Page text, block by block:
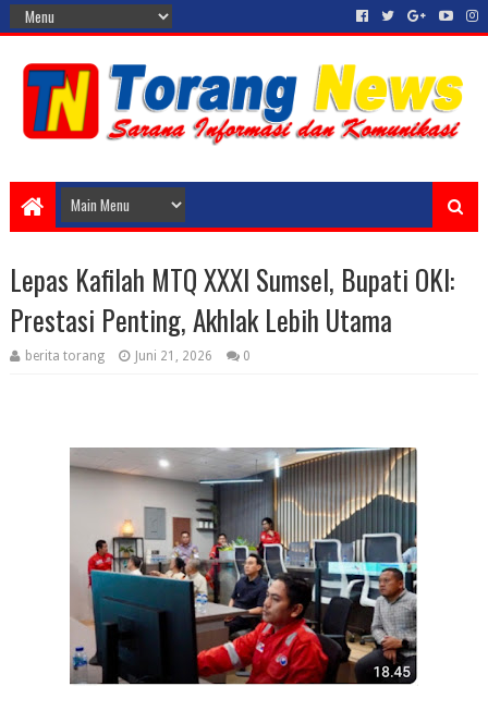
Lepas Kafilah MTQ XXXI Sumsel, Bupati OKI:
Prestasi Penting, Akhlak Lebih Utama
berita torang Juni 21, 2026 0